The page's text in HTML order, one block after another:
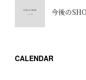
今後の
CALENDAR